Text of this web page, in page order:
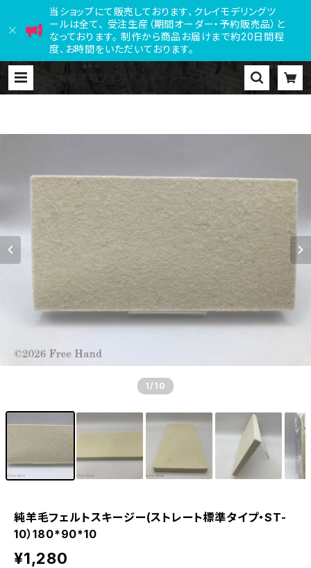
当ショップにて販売しております、クレイモデリングツ
ールは全て、 受注生産（期間オーダー・予約販売品）と
なっております。 制作から商品お届けまで約20日間程
度、お時間をいただいております。
純羊毛フェルトスキージー(ストレート
標準タイプ・ST-10）180*90*10 |
1 /10
純羊毛フェルトスキージー(ストレート標準タイプ・ST-
10）180*90*10
¥1,280